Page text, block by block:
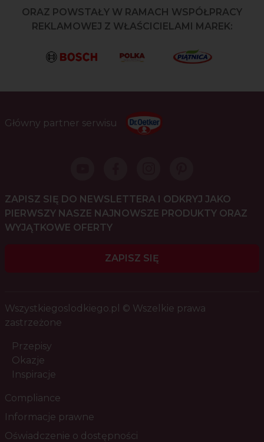
ORAZ POWSTAŁY W RAMACH WSPÓŁPRACY
REKLAMOWEJ Z WŁAŚCICIELAMI MAREK:
Główny partner serwisu
ZAPISZ SIĘ DO NEWSLETTERA I ODKRYJ JAKO
PIERWSZY NASZE NAJNOWSZE PRODUKTY ORAZ
WYJĄTKOWE OFERTY
ZAPISZ SIĘ
Wszystkiegoslodkiego.pl © Wszelkie prawa
zastrzeżone
Przepisy
Okazje
Inspiracje
Compliance
Informacje prawne
Oświadczenie o dostępności